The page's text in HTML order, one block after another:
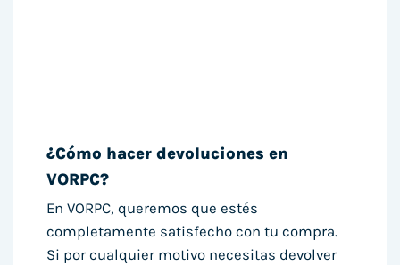
¿Cómo hacer devoluciones en
VORPC?
En VORPC, queremos que estés
completamente satisfecho con tu compra.
Si por cualquier motivo necesitas devolver